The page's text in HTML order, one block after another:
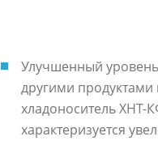
Улучшенный
другими
хладоноситель ХНТ-
характеризуется